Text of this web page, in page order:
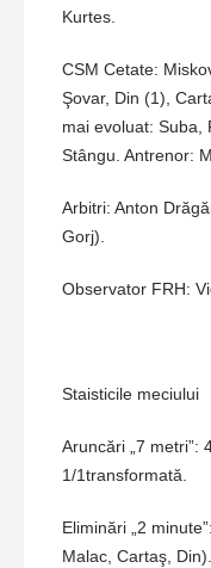
Kurtes.
CSM Cetate:
Şovar, Din (1),
mai evoluat: Suba,
Stângu. Antrenor:
Arbitri: Anton
Gorj).
Observator FRH:
Staisticile meciului
Aruncări „7 metri”:
1/1transformată.
Eliminări „2
Malac, Cartaş, Din).